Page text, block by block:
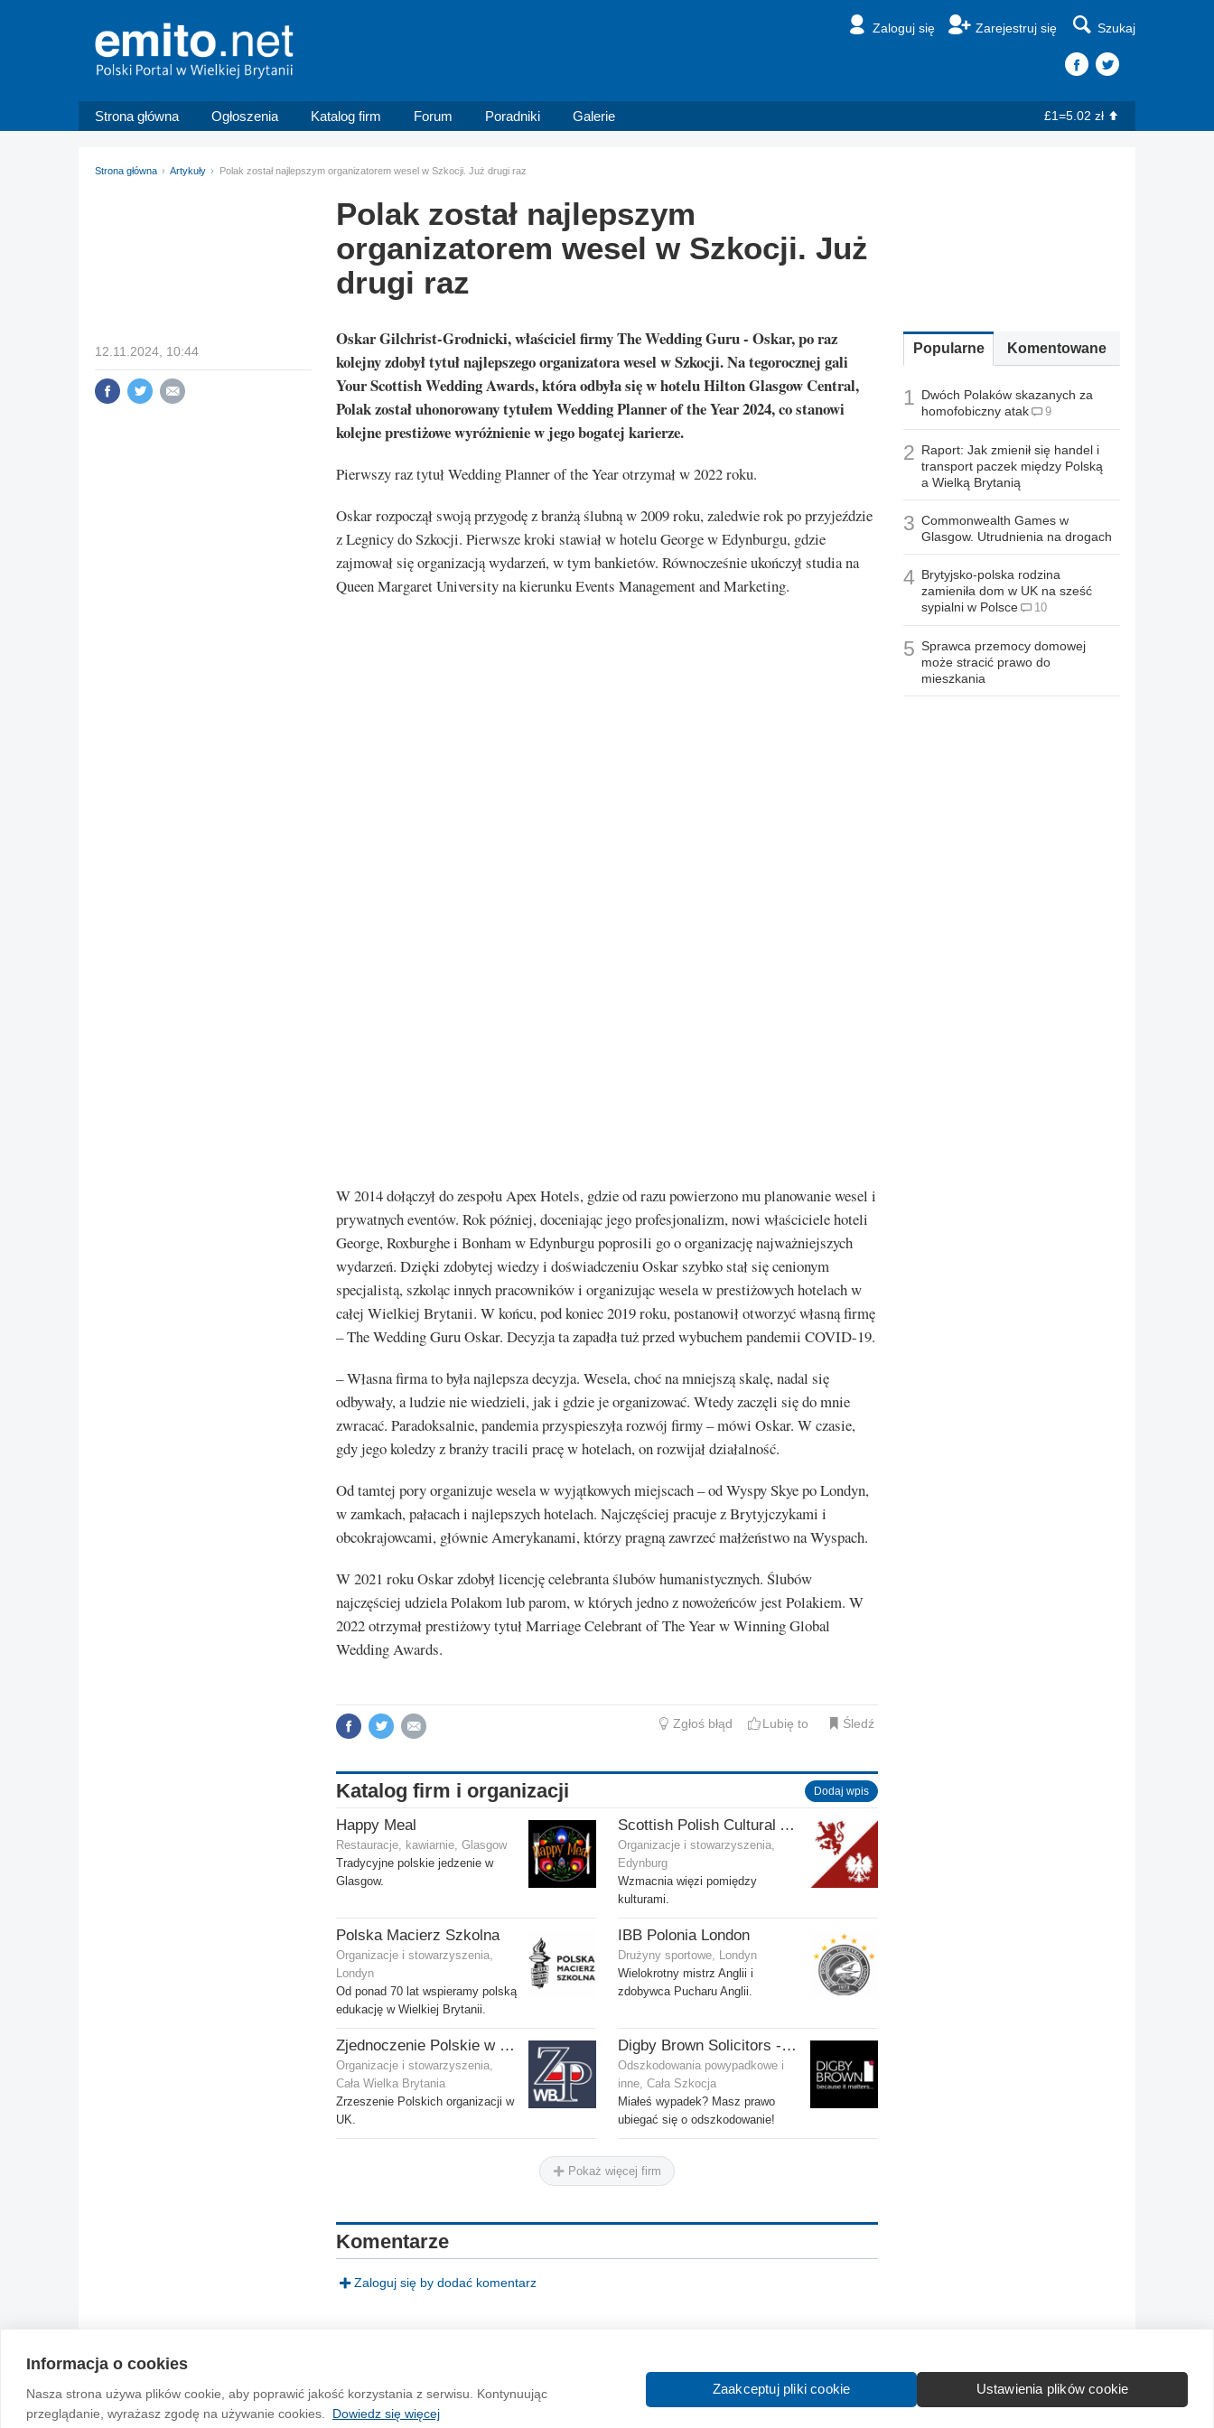
Informacja o cookies
Nasza strona używa plików cookie, aby poprawić jakość korzystania z serwisu. Kontynuując
przeglądanie, wyrażasz zgodę na używanie cookies.
Dowiedz się więcej
Zaakceptuj pliki cookie Ustawienia plików cookie
Zaloguj się Zarejestruj się Szukaj
Strona główna Ogłoszenia Katalog firm Forum Poradniki Galerie £1=5.02 zł
Strona główna Artykuły Polak został najlepszym organizatorem wesel w Szkocji. Już drugi raz
Polak został najlepszym
organizatorem wesel w Szkocji. Już
drugi raz
12.11.2024, 10:44
Oskar Gilchrist-Grodnicki, właściciel firmy The Wedding Guru - Oskar, po raz
kolejny zdobył tytuł najlepszego organizatora wesel w Szkocji. Na tegorocznej gali
Your Scottish Wedding Awards, która odbyła się w hotelu Hilton Glasgow Central,
Polak został uhonorowany tytułem Wedding Planner of the Year 2024, co stanowi
kolejne prestiżowe wyróżnienie w jego bogatej karierze.
Pierwszy raz tytuł Wedding Planner of the Year otrzymał w 2022 roku.
Oskar rozpoczął swoją przygodę z branżą ślubną w 2009 roku, zaledwie rok po przyjeździe
z Legnicy do Szkocji. Pierwsze kroki stawiał w hotelu George w Edynburgu, gdzie
zajmował się organizacją wydarzeń, w tym bankietów. Równocześnie ukończył studia na
Queen Margaret University na kierunku Events Management and Marketing.
W 2014 dołączył do zespołu Apex Hotels, gdzie od razu powierzono mu planowanie wesel i
prywatnych eventów. Rok później, doceniając jego profesjonalizm, nowi właściciele hoteli
George, Roxburghe i Bonham w Edynburgu poprosili go o organizację najważniejszych
wydarzeń. Dzięki zdobytej wiedzy i doświadczeniu Oskar szybko stał się cenionym
specjalistą, szkoląc innych pracowników i organizując wesela w prestiżowych hotelach w
całej Wielkiej Brytanii. W końcu, pod koniec 2019 roku, postanowił otworzyć własną firmę
– The Wedding Guru Oskar. Decyzja ta zapadła tuż przed wybuchem pandemii COVID-19.
– Własna firma to była najlepsza decyzja. Wesela, choć na mniejszą skalę, nadal się
odbywały, a ludzie nie wiedzieli, jak i gdzie je organizować. Wtedy zaczęli się do mnie
zwracać. Paradoksalnie, pandemia przyspieszyła rozwój firmy – mówi Oskar. W czasie,
gdy jego koledzy z branży tracili pracę w hotelach, on rozwijał działalność.
Od tamtej pory organizuje wesela w wyjątkowych miejscach – od Wyspy Skye po Londyn,
w zamkach, pałacach i najlepszych hotelach. Najczęściej pracuje z Brytyjczykami i
obcokrajowcami, głównie Amerykanami, którzy pragną zawrzeć małżeństwo na Wyspach.
W 2021 roku Oskar zdobył licencję celebranta ślubów humanistycznych. Ślubów
najczęściej udziela Polakom lub parom, w których jedno z nowożeńców jest Polakiem. W
2022 otrzymał prestiżowy tytuł Marriage Celebrant of The Year w Winning Global
Wedding Awards.
Popularne Komentowane
1 Dwóch Polaków skazanych za
homofobiczny atak
9
2 Raport: Jak zmienił się handel i
transport paczek między Polską
a Wielką Brytanią
3 Commonwealth Games w
Glasgow. Utrudnienia na drogach
4 Brytyjsko-polska rodzina
zamieniła dom w UK na sześć
sypialni w Polsce
10
5 Sprawca przemocy domowej
może stracić prawo do
mieszkania
Zgłoś błąd Lubię to Śledź
Katalog firm i organizacji Dodaj wpis
Happy Meal
Restauracje, kawiarnie, Glasgow
Tradycyjne polskie jedzenie w
Glasgow.
Scottish Polish Cultural Association
Organizacje i stowarzyszenia,
Edynburg
Wzmacnia więzi pomiędzy
kulturami.
Polska Macierz Szkolna
Organizacje i stowarzyszenia,
Londyn
Od ponad 70 lat wspieramy polską
edukację w Wielkiej Brytanii.
IBB Polonia London
Drużyny sportowe, Londyn
Wielokrotny mistrz Anglii i
zdobywca Pucharu Anglii.
Zjednoczenie Polskie w Wielkiej Brytanii
Organizacje i stowarzyszenia,
Cała Wielka Brytania
Zrzeszenie Polskich organizacji w
UK.
Digby Brown Solicitors - Odszkodowania w Szkocji
Odszkodowania powypadkowe i
inne, Cała Szkocja
Miałeś wypadek? Masz prawo
ubiegać się o odszkodowanie!
Pokaż więcej firm
Komentarze
Zaloguj się by dodać komentarz
Information in English: About Advertise Contact
© 2004-2026 Emito.net